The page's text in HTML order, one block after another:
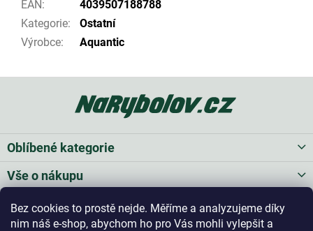
Bez cookies to prostě nejde. Měříme a analyzujeme díky
nim náš e-shop, abychom ho pro Vás mohli vylepšit a
EAN:
4039507188788
Kategorie:
Ostatní
Výrobce: Aquantic
Oblíbené kategorie
Vše o nákupu
Kontakt